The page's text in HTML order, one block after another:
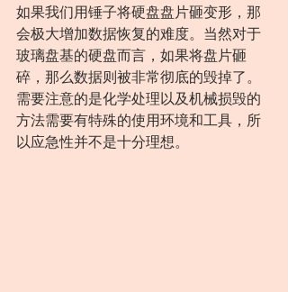
如果我们用锤子将硬盘盘片砸变形，那
会极大增加数据恢复的难度。当然对于
玻璃盘基的硬盘而言，如果将盘片砸
碎，那么数据则被非常彻底的毁掉了。
需要注意的是化学处理以及机械损毁的
方法需要有特殊的使用环境和工具，所
以应急性并不是十分理想。